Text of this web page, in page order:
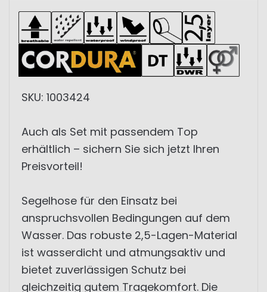
SKU: 1003424
Auch als Set mit passendem Top
erhältlich – sichern Sie sich jetzt Ihren
Preisvorteil!
Segelhose für den Einsatz bei
anspruchsvollen Bedingungen auf dem
Wasser. Das robuste 2,5-Lagen-Material
ist wasserdicht und atmungsaktiv und
bietet zuverlässigen Schutz bei
gleichzeitig gutem Tragekomfort. Die